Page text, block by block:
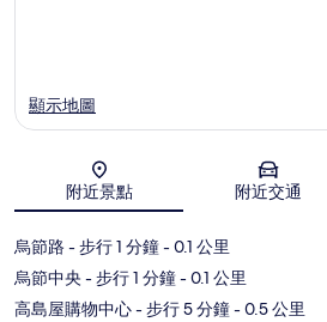
地圖
顯示地圖
附近景點 附近交通
烏節路 - 步行 1 分鐘- 0.1 公里
烏節中央 - 步行 1 分鐘- 0.1 公里
高島屋購物中心- 步行 5 分鐘- 0.5 公里